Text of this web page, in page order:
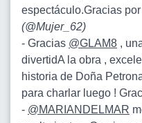
espectáculo.Gracias
(@Mujer_62)
- Gracias @GLAM8 ,
divertidA la obra ,
historia de Doña
para charlar luego !
- @MARIANDELMAR